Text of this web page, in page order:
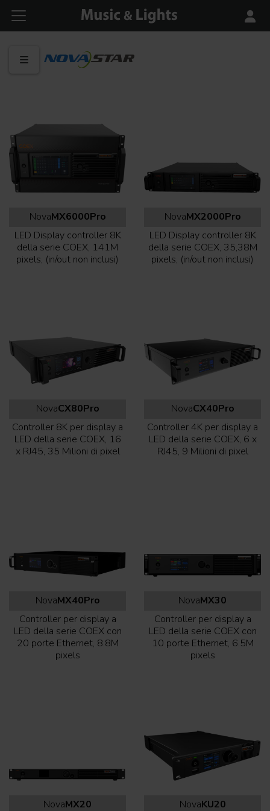
NovaMX6000Pro
LED Display controller 8K
della serie COEX, 141M
pixels, (in/out non inclusi)
NovaMX2000Pro
LED Display controller 8K
della serie COEX, 35,38M
pixels, (in/out non inclusi)
NovaCX80Pro
Controller 8K per display a
LED della serie COEX, 16
x RJ45, 35 Milioni di pixel
NovaCX40Pro
Controller 4K per display a
LED della serie COEX, 6 x
RJ45, 9 Milioni di pixel
NovaMX40Pro
Controller per display a
LED della serie COEX con
20 porte Ethernet, 8.8M
pixels
NovaMX30
Controller per display a
LED della serie COEX con
10 porte Ethernet, 6.5M
pixels
NovaMX20
NovaKU20